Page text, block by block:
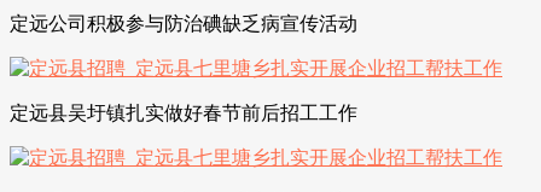
定远公司积极参与防治碘缺乏病宣传活动
定远县吴圩镇扎实做好春节前后招工工作